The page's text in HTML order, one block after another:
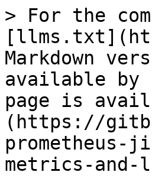
> For the
Markdown
available by
page is
(https://
prometheus-
metrics-and-